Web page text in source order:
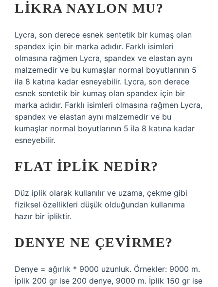
LIKRA NAYLON MU?
Lycra, son derece esnek sentetik bir kumaş olan
spandex için bir marka adıdır. Farklı isimleri
olmasına rağmen Lycra, spandex ve elastan aynı
malzemedir ve bu kumaşlar normal boyutlarının 5
ila 8 katına kadar esneyebilir. Lycra, son derece
esnek sentetik bir kumaş olan spandex için bir
marka adıdır. Farklı isimleri olmasına rağmen Lycra,
spandex ve elastan aynı malzemedir ve bu
kumaşlar normal boyutlarının 5 ila 8 katına kadar
esneyebilir.
FLAT IPLIK NEDIR?
Düz iplik olarak kullanılır ve uzama, çekme gibi
fiziksel özellikleri düşük olduğundan kullanıma
hazır bir ipliktir.
DENYE NE ÇEVIRME?
Denye = ağırlık * 9000 uzunluk. Örnekler: 9000 m.
İplik 200 gr ise 200 denye, 9000 m. İplik 150 gr ise